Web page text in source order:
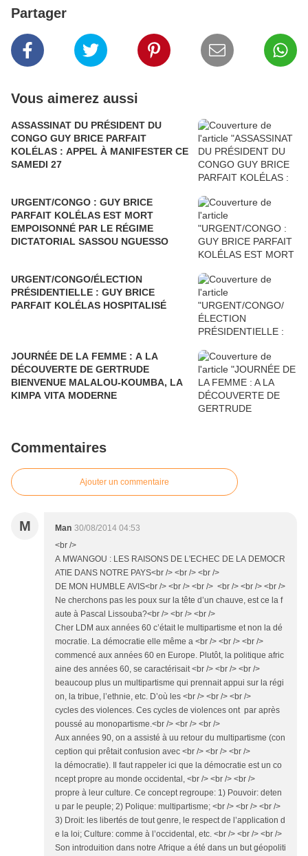
Partager
Vous aimerez aussi
ASSASSINAT DU PRÉSIDENT DU
CONGO GUY BRICE PARFAIT
KOLÉLAS : APPEL À MANIFESTER CE
SAMEDI 27
URGENT/CONGO : GUY BRICE
PARFAIT KOLÉLAS EST MORT
EMPOISONNÉ PAR LE RÉGIME
DICTATORIAL SASSOU NGUESSO
URGENT/CONGO/ÉLECTION
PRÉSIDENTIELLE : GUY BRICE
PARFAIT KOLÉLAS HOSPITALISÉ
JOURNÉE DE LA FEMME : A LA
DÉCOUVERTE DE GERTRUDE
BIENVENUE MALALOU-KOUMBA, LA
KIMPA VITA MODERNE
Commentaires
Ajouter un commentaire
M Man 30/08/2014 04:53
<br />
A MWANGOU : LES RAISONS DE L'ECHEC DE LA DEMOCR
ATIE DANS NOTRE PAYS<br /> <br /> <br />
DE MON HUMBLE AVIS<br /> <br /> <br /> <br /> <br /> <br />
Ne cherchons pas les poux sur la tête d’un chauve, est ce la f
aute à Pascal Lissouba?<br /> <br /> <br />
Cher LDM aux années 60 c’était le multipartisme et non la dé
mocratie. La démocratie elle même a <br /> <br /> <br />
commencé aux années 60 en Europe. Plutôt, la politique afric
aine des années 60, se caractérisait <br /> <br /> <br />
beaucoup plus un multipartisme qui prennait appui sur la régi
on, la tribue, l’ethnie, etc. D’où les <br /> <br /> <br />
cycles des violences. Ces cycles de violences ont par après
poussé au monopartisme.<br /> <br /> <br />
Aux années 90, on a assisté à uu retour du multipartisme (con
ception qui prêtait confusion avec <br /> <br /> <br />
la démocratie). Il faut rappeler ici que la démocratie est un co
ncept propre au monde occidental, <br /> <br /> <br />
propre à leur culture. Ce concept regroupe: 1) Pouvoir: deten
u par le peuple; 2) Polique: multipartisme; <br /> <br /> <br />
3) Droit: les libertés de tout genre, le respect de l’application d
e la loi; Culture: comme à l’occidental, etc. <br /> <br /> <br />
Son introduition dans notre Afrique a été dans un but géopoliti